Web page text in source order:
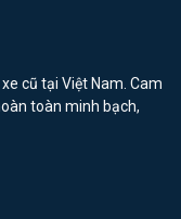
cũ tại Việt Nam. Cam
toàn minh bạch,